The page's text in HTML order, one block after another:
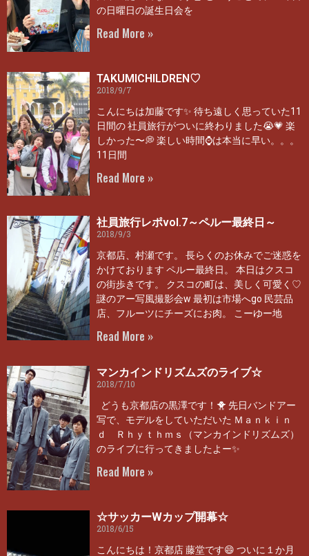
の日曜日の誕生日会を
Read More »
TAKUMICHILDREN♡
2018/9/7
こんにちは加藤です✨ 待ち遠しく思っていた11
日間の 社員旅行がついに終わりました😭💗 楽
しかった〜💭 楽しい時間⌚は本当に早い。。。
11日間
Read More »
社員旅行レポvol.7～ペルー最終日～
2018/9/3
京都店、村瀬です。 長らくのお休みでご迷惑を
かけております ペルー最終日。 本日はクスコ
の街歩きです。 クスコの町は、美しく可愛く♡
謎のアー写風撮影会w 最初は市場へgo 民芸品
店、フルーツにチーズにお肉。 こーゆー地
Read More »
マンカインドリズムズのライブ☆
2018/7/10
どうも京都店の黒澤です！🐥 先日バンドアー
写で、モデルをしていただいた Ｍａｎｋｉｎ
ｄ Ｒｈｙｔｈｍｓ（マンカインドリズムズ）
のライブに行ってきましたよー✨
Read More »
☆サッカーWカップ開幕☆
2018/6/15
こんにちは！京都店 藤堂です😄 ついに１か月